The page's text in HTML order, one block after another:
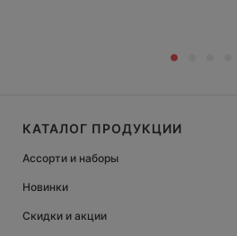
КАТАЛОГ ПРОДУКЦИИ
Ассорти и наборы
Новинки
Скидки и акции